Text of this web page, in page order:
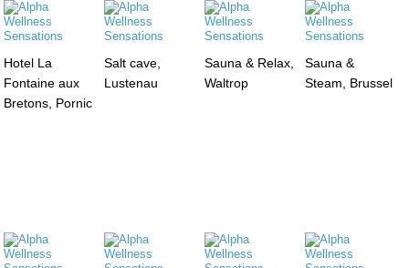
Hotel La
Fontaine aux
Bretons, Pornic
Salt cave,
Lustenau
Sauna & Relax,
Waltrop
Sauna &
Steam, Brussel